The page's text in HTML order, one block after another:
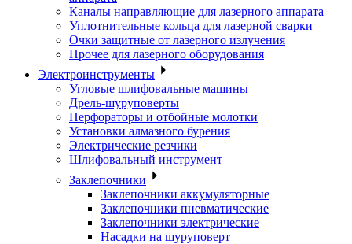
Каналы направляющие для лазерного аппарата
Уплотнительные кольца для лазерной сварки
Очки защитные от лазерного излучения
Прочее для лазерного оборудования
Электроинструменты
Угловые шлифовальные машины
Дрель-шуруповерты
Перфораторы и отбойные молотки
Установки алмазного бурения
Электрические резчики
Шлифовальный инструмент
Заклепочники
Заклепочники аккумуляторные
Заклепочники пневматические
Заклепочники электрические
Насадки на шуруповерт